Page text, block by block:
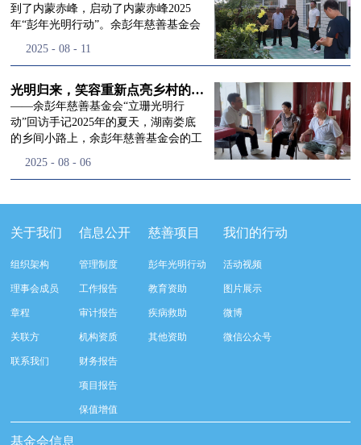
域深耕耕耘的公益历程，充分肯定了第
三届理事会全体成员多年来接续付出的
民、济世利人"的慈善理念所做出的突
流程，完成了新一届治理层的选举任
命，全新的第四届理事会正式组建完
成：选举彭志兵、徐滨、彭新英、李
栋、李玲辉、郭启兴、梅鑫为余彭年慈
余彭年慈善基金会第四届理事会监事。
徐滨先生当选余彭年慈善基金会第四届
先生依次为新一任理事长徐滨先生及秘
新起点上，基金会将始终坚守创立初
心，继续沿着余彭年先生的慈善足迹稳
步前行：一方面将持续巩固已有的品牌
公益项目优势，把帮扶资源更精准地向
索适配新时代公益环境的创新路径，联
动更多社会爱心力量，搭建更透明、更
阔的角落，用实际行动践行"取之于社
会、用之于社会"的公益承诺。未来，
余彭年慈善基金会将在新一届理事会的
带领下，以更饱满的热忱投身公益慈善
耕光明帮扶的坚守，也向长久奔走推进
项目的我们表达了谢意。二十一年时光
市与县域，一趟趟奔赴偏远地区，只为
景，这份认可，也让我们更加笃定前行
的脚步。启动仪式落幕之后，我们没有
即刻返程，联合赤峰市残联的工作人
员、专业医护队伍走入乡间小路，随机
小路弯弯曲曲，两边是繁茂的林木，我
家中。简朴的乡村民居陈设简单，老人
往日家中大大小小的农活，全都压在了
老伴一人肩上。此前季爷爷的左眼早已
彻底失明，卧床的日子里视野一片昏
暗，行动受限再加上双目近乎失明，老
人常常对往后的生活满心忧虑。得益于
去年项目开展的右眼手术，如今他的右
眼重获视力，平日里能够看清手机屏
幕，简单的日常起居也可以自己打理不
少。聊天的时候季爷爷语气满是庆
幸：“本来走路就不利索，要是双眼都
看不见，真的不敢设想往后的日子。现
到了内蒙赤峰，启动了内蒙赤峰2025
年“彭年光明行动”。余彭年慈善基金会
欣以及余彭年慈善基金会志愿者姜颖妍
峰市残联理事长孙德欣对我们“彭年光
明行动”给予了高度的肯定，他表示“彭
年光明行动”不仅仅是帮助白内障患者
恢复光明，最重要的是减轻了患者家庭
事业的生动体现。随后余彭年慈善基金
光明行动”在内蒙的点点滴滴，并希望
覆盖，加强术后随访与科普宣传，同时
仪式后余彭年慈善基金会一行实地探访
了项目实施的一线情况，详细了解了患
流程就诊环节。 探访结束后，我们一行
开始对参与项目的患者进行了随机的回
项目的患者进行了随机的回访。居住在
松山区三道井子村的王奶奶左眼一直视
检查治疗。村里的赵书记在走访过程中
2025 - 08 - 11
光明归来，笑容重新点亮乡村的角落
——余彭年慈善基金会“立珊光明行
动”回访手记2025年的夏天，湖南娄底
的乡间小路上，余彭年慈善基金会的工
着一份特别的牵挂，走进了一个个普通
曾经被白内障困扰的老人，在接受
发生了怎样的变化。“现在能看清菜苗
来到涟源市渡头塘乡洪家村。72岁的曾
爷爷正在自家菜地里忙碌。他曾是村里
见，另一只眼睛的视力也越来越差。以
前，他看不清鱼塘的水位，也分不清菜
术后，眼睛亮堂多了！”老人笑着说。
现在，他能清楚地看到鱼塘里鱼儿游动
杂草。尽管手部有残疾，但他在田埂上
2025 - 08 - 06
关于我们
组织架构
理事会成员
章程
关联方
联系我们
信息公开
管理制度
工作报告
审计报告
机构资质
财务报告
项目报告
保值增值
慈善项目
彭年光明行动
教育资助
疾病救助
其他资助
我们的行动
活动视频
图片展示
微博
微信公众号
基金会信息